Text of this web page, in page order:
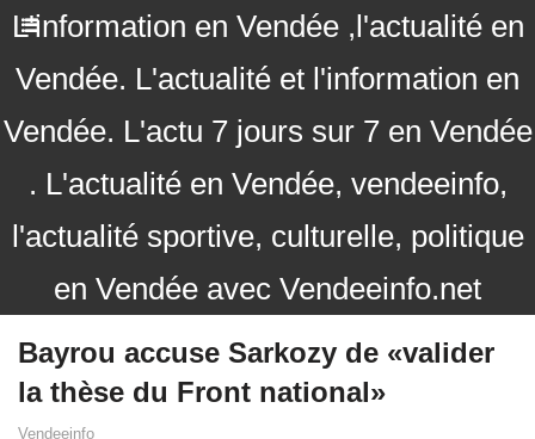
L'information en Vendée ,l'actualité en
Vendée. L'actualité et l'information en
Vendée. L'actu 7 jours sur 7 en Vendée
. L'actualité en Vendée, vendeeinfo,
l'actualité sportive, culturelle, politique
en Vendée avec Vendeeinfo.net
Bayrou accuse Sarkozy de «valider
la thèse du Front national»
Vendeeinfo